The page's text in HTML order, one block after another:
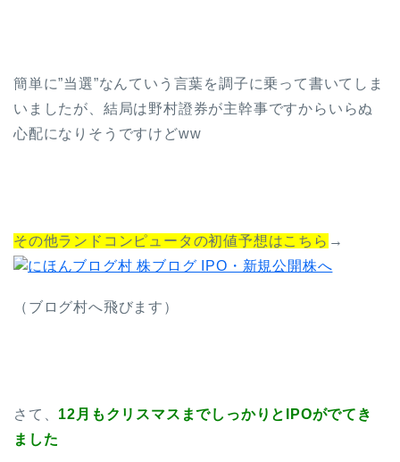
簡単に”当選”なんていう言葉を調子に乗って書いてしま
いましたが、結局は野村證券が主幹事ですからいらぬ
心配になりそうですけどww
その他ランドコンピュータの初値予想はこちら →
（ブログ村へ飛びます）
さて、 12月もクリスマスまでしっかりと
IPOがでてき
ました